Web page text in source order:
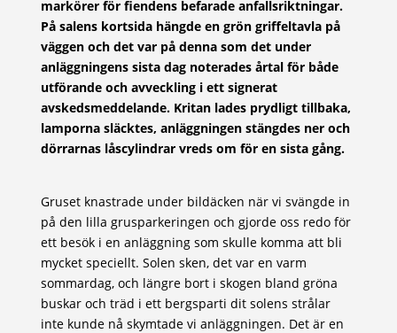
markörer för fiendens befarade anfallsriktningar.
På salens kortsida hängde en grön griffeltavla på
väggen och det var på denna som det under
anläggningens sista dag noterades årtal för både
utförande och avveckling i ett signerat
avskedsmeddelande. Kritan lades prydligt tillbaka,
lamporna släcktes, anläggningen stängdes ner och
dörrarnas låscylindrar vreds om för en sista gång.
Gruset knastrade under bildäcken när vi svängde in
på den lilla grusparkeringen och gjorde oss redo för
ett besök i en anläggning som skulle komma att bli
mycket speciellt. Solen sken, det var en varm
sommardag, och längre bort i skogen bland gröna
buskar och träd i ett bergsparti dit solens strålar
inte kunde nå skymtade vi anläggningen. Det är en